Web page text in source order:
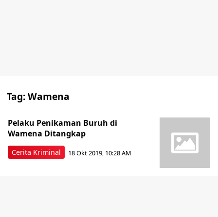
Tag:Wamena
Cerita Kriminal
Pelaku Penikaman Buruh di
Wamena Ditangkap
18 Okt 2019, 10:28 AM